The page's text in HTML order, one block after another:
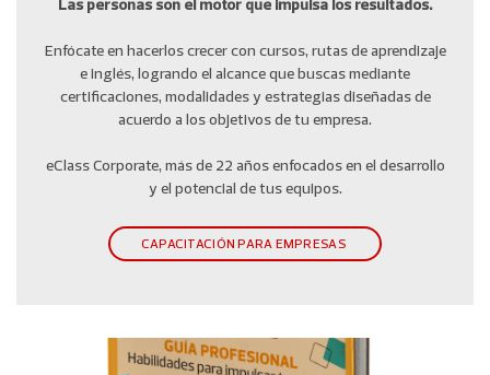
Las personas son el motor que impulsa los resultados.
Enfócate en hacerlos crecer con cursos, rutas de aprendizaje
e inglés, logrando el alcance que buscas mediante
certificaciones, modalidades y estrategias diseñadas de
acuerdo a los objetivos de tu empresa.
eClass Corporate, más de 22 años enfocados en el desarrollo
y el potencial de tus equipos.
CAPACITACIÓN PARA EMPRESAS